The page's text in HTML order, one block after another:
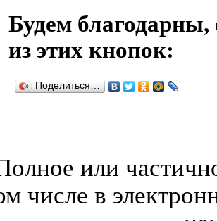
Будем благодарны,
из этих кнопок:
Поделиться…
или
числе в